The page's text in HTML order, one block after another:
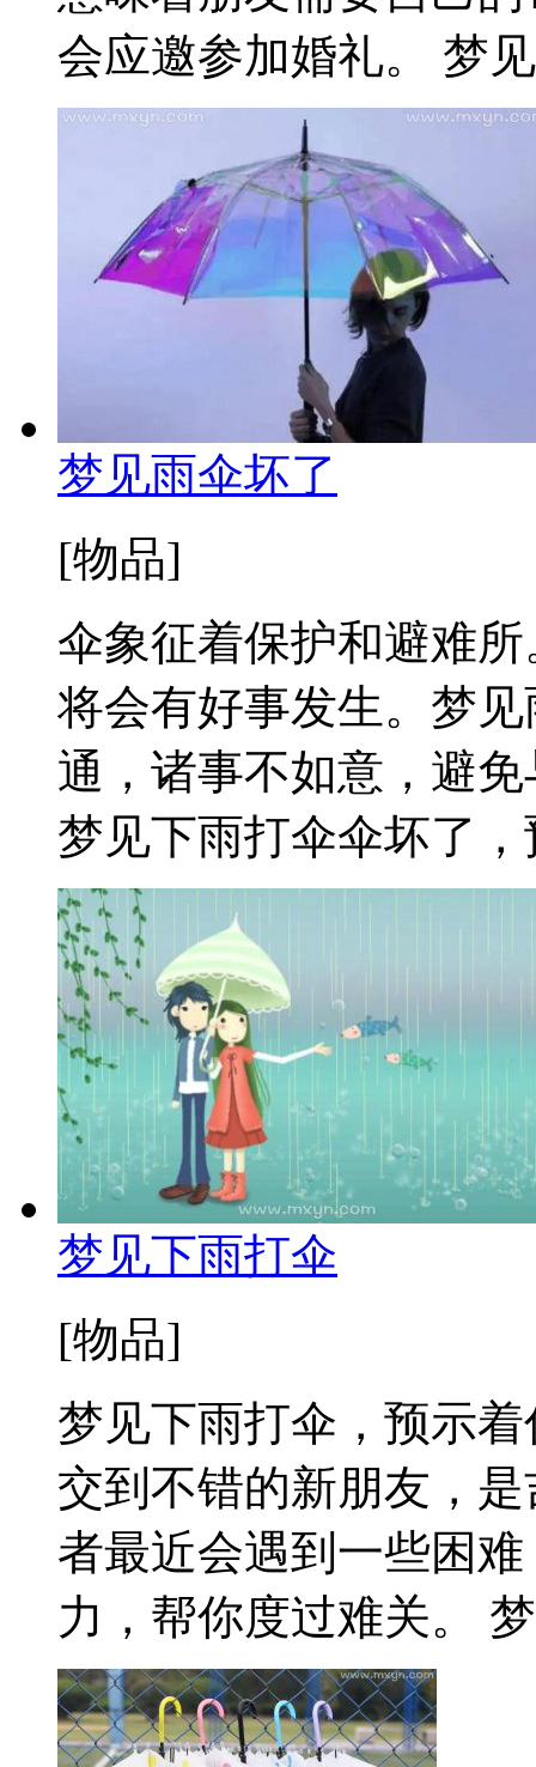
会应邀参加婚礼。 梦
梦见雨伞坏了
[物品]
伞象征着保护和避难
将会有好事发生。梦
通，诸事不如意，避
梦见下雨打伞伞坏了
梦见下雨打伞
[物品]
梦见下雨打伞，预示
交到不错的新朋友，
者最近会遇到一些困
力，帮你度过难关。